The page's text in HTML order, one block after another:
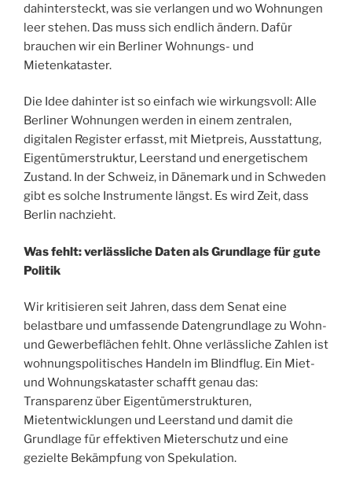
dahintersteckt, was sie verlangen und wo Wohnungen
leer stehen. Das muss sich endlich ändern. Dafür
brauchen wir ein Berliner Wohnungs- und
Mietenkataster.
Die Idee dahinter ist so einfach wie wirkungsvoll: Alle
Berliner Wohnungen werden in einem zentralen,
digitalen Register erfasst, mit Mietpreis, Ausstattung,
Eigentümerstruktur, Leerstand und energetischem
Zustand. In der Schweiz, in Dänemark und in Schweden
gibt es solche Instrumente längst. Es wird Zeit, dass
Berlin nachzieht.
Was fehlt: verlässliche Daten als Grundlage für gute
Politik
Wir kritisieren seit Jahren, dass dem Senat eine
belastbare und umfassende Datengrundlage zu Wohn-
und Gewerbeflächen fehlt. Ohne verlässliche Zahlen ist
wohnungspolitisches Handeln im Blindflug. Ein Miet-
und Wohnungskataster schafft genau das:
Transparenz über Eigentümerstrukturen,
Mietentwicklungen und Leerstand und damit die
Grundlage für effektiven Mieterschutz und eine
gezielte Bekämpfung von Spekulation.